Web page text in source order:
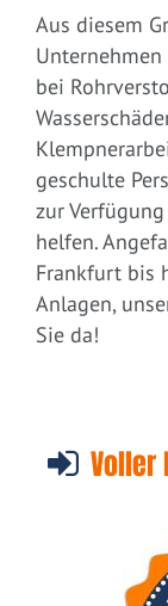
Aus diesem
bei
geschulte
zur
helfen.
Frankfurt bis
Anlagen,
Sie da!
Voller